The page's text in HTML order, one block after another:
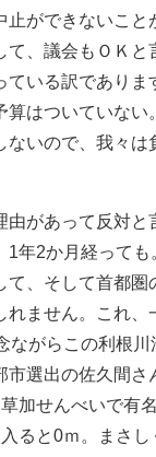
止ができないこ
て、議会もＯＫ
ている訳であり
算はついていな
ないので、我々
があって反対と
1年2か月経って
て、そして首都
れません。これ
ながらこの利根
市選出の佐久間
加せんべいで有
ると0ｍ。まさ